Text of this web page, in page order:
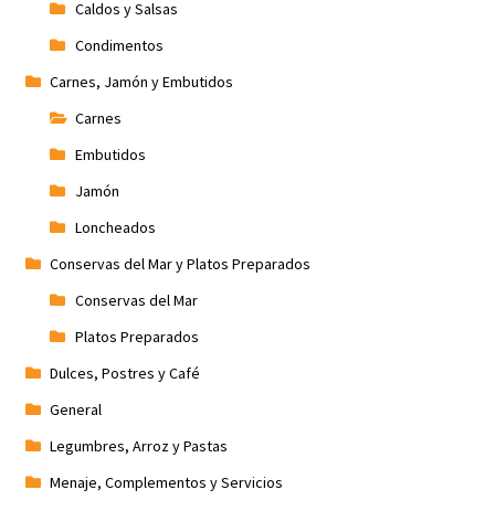
Caldos y Salsas
Condimentos
Carnes, Jamón y Embutidos
Carnes
Embutidos
Jamón
Loncheados
Conservas del Mar y Platos Preparados
Conservas del Mar
Platos Preparados
Dulces, Postres y Café
General
Legumbres, Arroz y Pastas
Menaje, Complementos y Servicios